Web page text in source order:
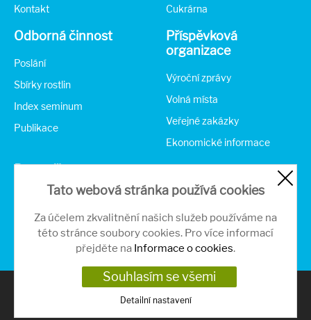
Tato webová stránka používá cookies
Za účelem zkvalitnění našich služeb používáme na
této stránce soubory cookies. Pro více informací
přejděte na Informace o cookies.
Souhlasím se všemi
Detailní nastavení
Kontakt
Cukrárna
Odborná činnost
Poslání
Sbírky rostlin
Index seminum
Publikace
Příspěvková
organizace
Výroční zprávy
Volná místa
Veřejné zakázky
Ekonomické informace
Partneři
Ochrana soukromí
| Nastavení cookies